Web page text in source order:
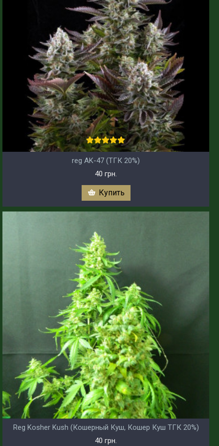
reg AK-47 (ТГК 20%)
40 грн.
Купить
Reg Kosher Kush (Кошерный Куш, Кошер Куш ТГК 20%)
40 грн.